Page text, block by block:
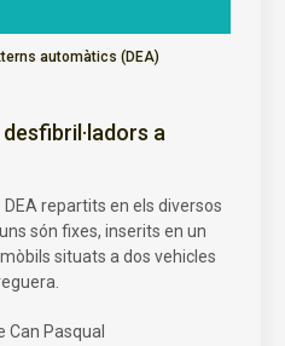
automàtics (DEA)
a
repartits en els diversos
són fixes, inserits en un
situats a dos vehicles
Can Pasqual